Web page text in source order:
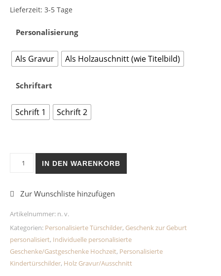
Lieferzeit: 3-5 Tage
Personalisierung
Als Gravur Als Holzauschnitt (wie Titelbild)
Schriftart
Schrift 1 Schrift 2
Personalisiertes Geschenk Türschild/Wandschild Wal aus
IN DEN WARENKORB
Artikelnummer: n. v.
Kategorien: Personalisierte Türschilder, Geschenk zur Geburt
personalisiert, Individuelle personalisierte
Geschenke/Gastgeschenke Hochzeit, Personalisierte
Kindertürschilder, Holz Gravur/Ausschnitt